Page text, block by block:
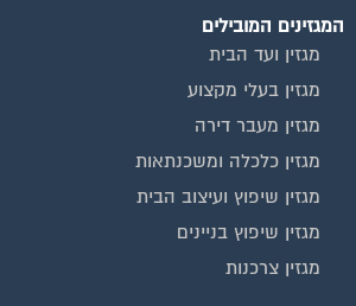
המגזינים המובילים
מגזין ועד הבית
מגזין בעלי מקצוע
מגזין מעבר דירה
מגזין כלכלה ומשכנתאות
מגזין שיפוץ ועיצוב הבית
מגזין שיפוץ בניינים
מגזין צרכנות